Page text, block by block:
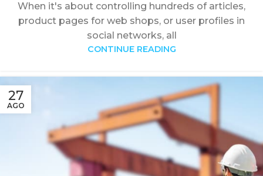
When it's about controlling hundreds of articles,
product pages for web shops, or user profiles in
social networks, all
CONTINUE READING
27
AGO